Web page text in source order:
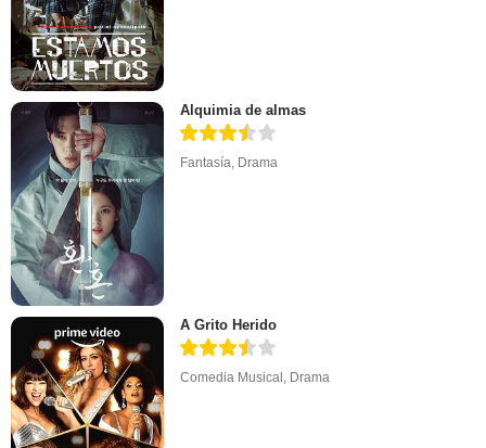
Alquimia de almas
Fantasía, Drama
A Grito Herido
Comedia Musical , Drama